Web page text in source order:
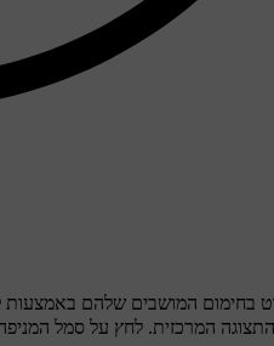
בחימום המושבים שלהם
המרכזית. לחץ על סמל